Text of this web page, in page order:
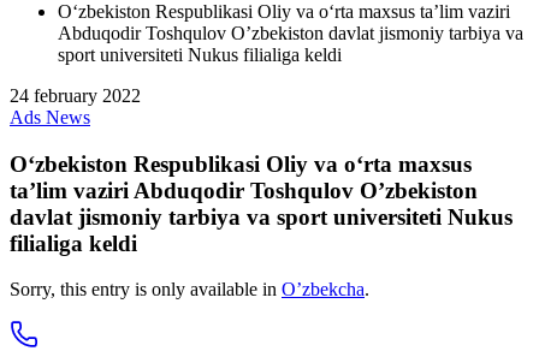
Oʻzbekiston Respublikasi Oliy va oʻrta maxsus taʼlim vaziri
Abduqodir Toshqulov O’zbekiston davlat jismoniy tarbiya va
sport universiteti Nukus filialiga keldi
24 february 2022
Ads News
Oʻzbekiston Respublikasi Oliy va oʻrta maxsus
taʼlim vaziri Abduqodir Toshqulov O’zbekiston
davlat jismoniy tarbiya va sport universiteti Nukus
filialiga keldi
Sorry, this entry is only available in O’zbekcha.